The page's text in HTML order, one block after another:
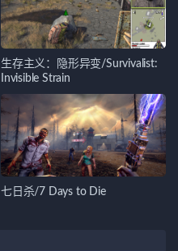
生存主义：隐形异变/Survivalist:
Invisible Strain
七日杀/7 Days to Die